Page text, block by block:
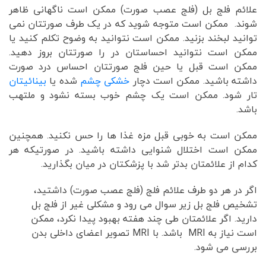
علائم فلج بل (فلج عصب صورت) ممکن است ناگهانی ظاهر
شوند. ممکن است متوجه شوید که در یک طرف صورتتان نمی
توانید لبخند بزنید. ممکن است نتوانید به وضوح تکلم کنید یا
ممکن است نتوانید احساستان در را صورتتان بروز دهید.
ممکن است قبل یا حین فلج صورتتان احساس درد صورت
داشته باشید. ممکن است دچار خشکی چشم شده یا بینائیتان
تار شود. ممکن است یک چشم خوب بسته نشود و ملتهب
باشد.
ممکن است به خوبی قبل مزه غذا ها را حس نکنید. همچنین
ممکن است اختلال شنوایی داشته باشید. در صورتیکه هر
کدام از علائمتان بدتر شد با پزشکتان در میان بگذارید.
اگر در هر دو طرف علائم فلج (فلج عصب صورت) داشتید،
تشخیص فلج بل زیر سوال می رود و مشکلی غیر از فلج بل
دارید. اگر علائمتان طی چند هفته بهبود پیدا نکرد، ممکن
است نیاز به MRI باشد. با MRI تصویر اعضای داخلی بدن
بررسی می شود.